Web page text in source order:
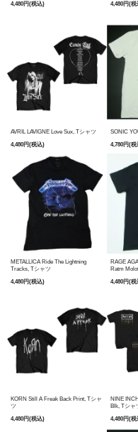
4,480円(税込)
4,480円(税
AVRIL LAVIGNE Love Sux, Tシャツ
4,480円(税込)
SONIC
4,780円(税
METALLICA Ride The Lightning
Tracks, Tシャツ
4,480円(税込)
RAGE
Ratm
4,480円(税
KORN Still A Freak Back Print, Tシャ
ツ
4,480円(税込)
NINE
Blk, Tシャ
4,480円(税